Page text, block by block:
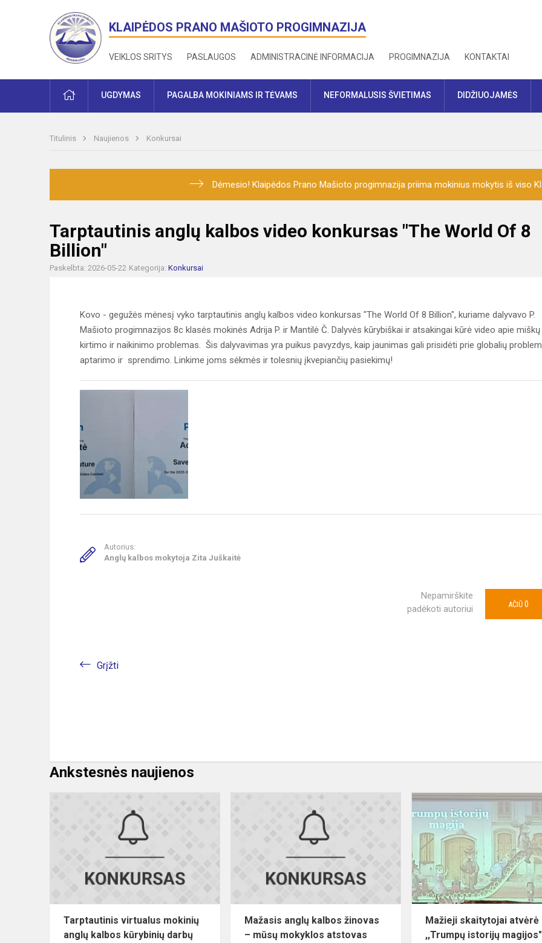
KLAIPĖDOS PRANO MAŠIOTO PROGIMNAZIJA
VEIKLOS SRITYS PASLAUGOS ADMINISTRACINĖ INFORMACIJA PROGIMNAZIJA KONTAKTAI
PRADŽIAUGDYMAS PAGALBA MOKINIAMS IR TĖVAMS NEFORMALUSIS ŠVIETIMAS DIDŽIUOJAMĖS
Titulinis Naujienos Konkursai
Dėmesio! Klaipėdos Prano Mašioto progimnazija priima mokinius mokytis iš viso
Tarptautinis anglų kalbos video konkursas "The World Of 8
Billion"
Paskelbta: 2026-05-22 Kategorija: Konkursai
Kovo - gegužės mėnesį vyko tarptautinis anglų kalbos video konkursas "The World Of 8 Billion", kuriame dalyvavo P.
Mašioto progimnazijos 8c klasės mokinės Adrija P. ir Mantilė Č. Dalyvės kūrybiškai ir atsakingai kūrė video apie miškų
kirtimo ir naikinimo problemas. Šis dalyvavimas yra puikus pavyzdys, kaip jaunimas gali prisidėti prie globalių
aptarimo ir sprendimo. Linkime joms sėkmės ir tolesnių įkvepiančių pasiekimų!
Autorius:
Anglų kalbos mokytoja Zita Juškaitė
Nepamirškite
padėkoti autoriui
AČIŪ 0
Grįžti
Ankstesnės naujienos
Tarptautinis virtualus mokinių
anglų kalbos kūrybinių darbų
Mažasis
anglų
žinovas
mūsų
mokyklos
atstovas
konku...
Mažasis anglų kalbos žinovas
– mūsų mokyklos atstovas
Mažieji skaitytojai atvėrė
,,Trumpų istorijų magijos"